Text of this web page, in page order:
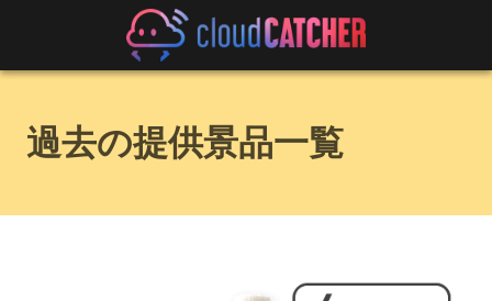
過去の提供景品一覧